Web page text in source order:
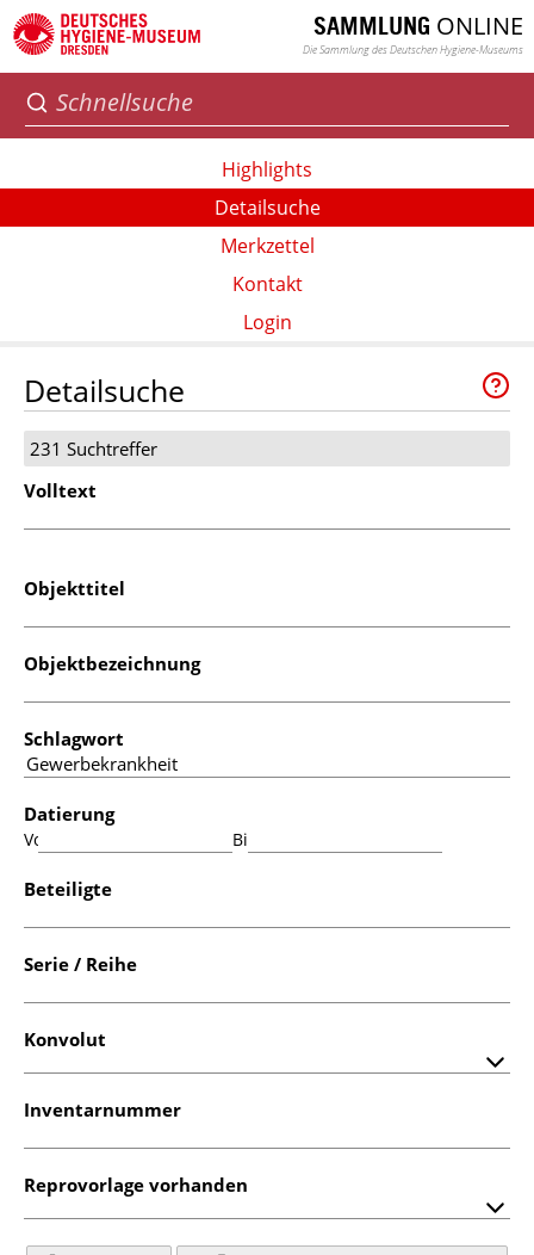
SAMMLUNG ONLINE
Die Sammlung des Deutschen Hygiene-Museums
Highlights
Detailsuche
Merkzettel
Kontakt
Login
Detailsuche
231 Suchtreffer
Volltext
Objekttitel
Objektbezeichnung
Schlagwort
Datierung
Von: Bis:
Beteiligte
Serie / Reihe
Konvolut
Inventarnummer
Reprovorlage vorhanden